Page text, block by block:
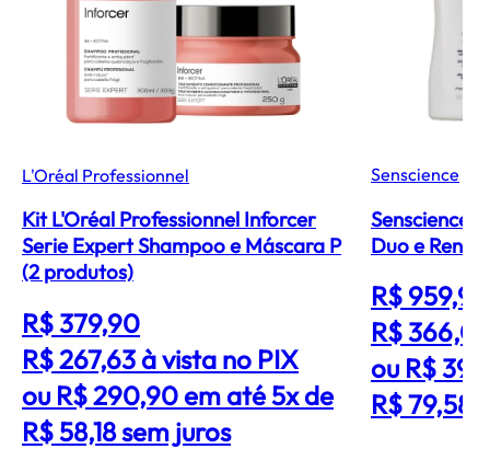
L'Oréal Professionnel
Kit L'Oréal Professionnel Inforcer
Serie Expert Shampoo e Máscara P
(2 produtos)
R$ 379,90
R$ 267,63à vista no PIX
ou R$ 290,90 em até 5x de
R$ 58,18 sem juros
Senscience
Senscience
Duo e
R$ 959,99
R$
ou R$
R$ 79,58